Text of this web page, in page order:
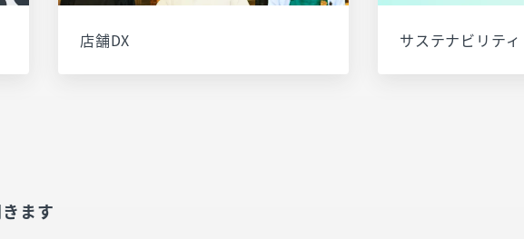
店舗DX サステナビリティ
ます